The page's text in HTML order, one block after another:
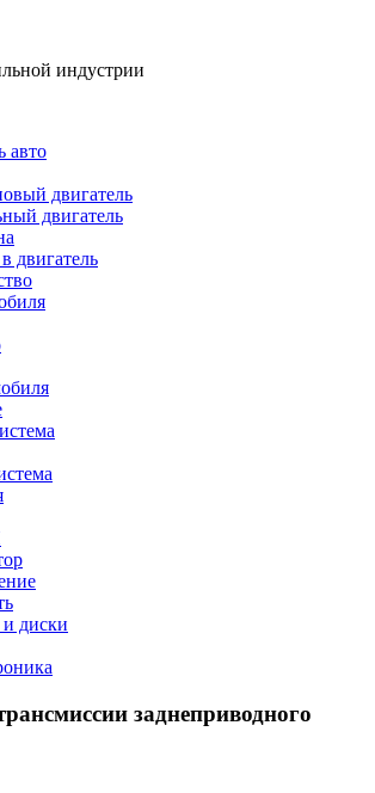
индустрии
авто
двигатель
двигатель
двигатель
диски
заднеприводного